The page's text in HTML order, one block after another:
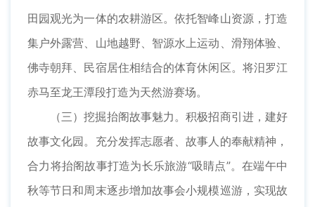
田园观光为一体的农耕游区。依托智峰山资源，打造
集户外露营、山地越野、智源水上运动、滑翔体验、
佛寺朝拜、民宿居住相结合的体育休闲区。将汨罗江
赤马至龙王潭段打造为天然游赛场。
（三）挖掘抬阁故事魅力。积极招商引进，建好
故事文化园。充分发挥志愿者、故事人的奉献精神，
合力将抬阁故事打造为长乐旅游“吸睛点”。在端午中
秋等节日和周末逐步增加故事会小规模巡游，实现故